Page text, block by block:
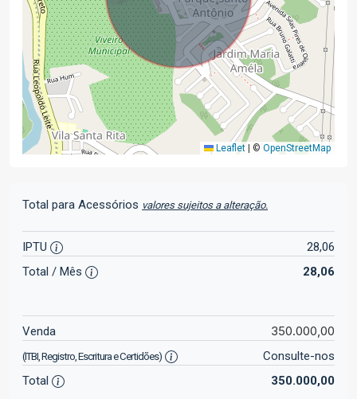
Leaflet © OpenStreetMap
Total para Acessórios valores sujeitos a alteração.
IPTU
28,06
Total / Mês
28,06
Venda 350.000,00
(ITBI, Registro, Escritura e Certidões)
Consulte-nos
Total
350.000,00